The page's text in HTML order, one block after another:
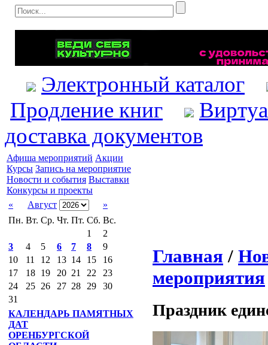
Электронный каталог
Продление книг
доставка документов
Афиша мероприятий Акции
Курсы Запись на мероприятие
Новости и события Выставки
Конкурсы и проекты
«
Август
»
Пн. Вт. Ср. Чт. Пт. Сб. Вс.
1
2
3
4 5 6 7 8
9
10
11 12 13 14 15
16
17
18 19 20 21 22
23
24
25 26 27 28 29
30
31
КАЛЕНДАРЬ ПАМЯТНЫХ
ДАТ
ОРЕНБУРГСКОЙ
Главная /
мероприятия
Праздник